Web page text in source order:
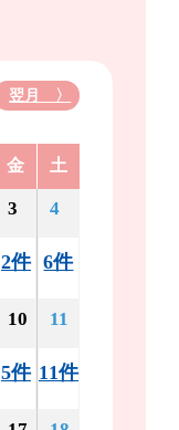
翌月 〉
金 土
3
2件
4
6件
10
5件
11
11件